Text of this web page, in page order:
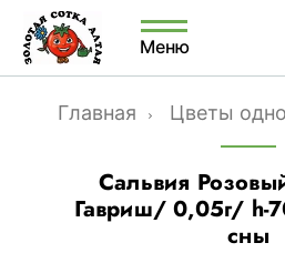
Меню
Главная Цветы
Сальвия
Гавриш/ 0,05г/ h-
сны